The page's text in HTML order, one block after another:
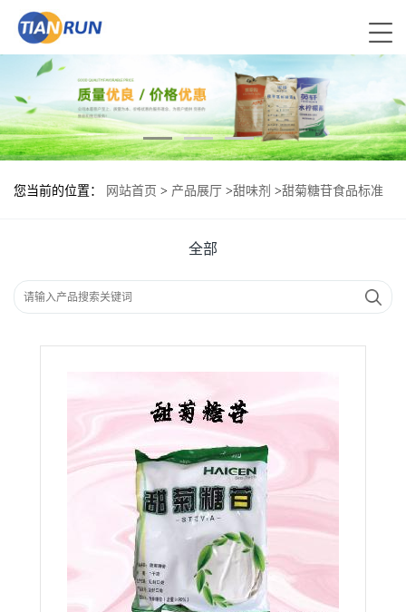
您当前的位置： 网站首页 > 产品展厅 >甜味剂 >甜菊糖苷食品标准
全部